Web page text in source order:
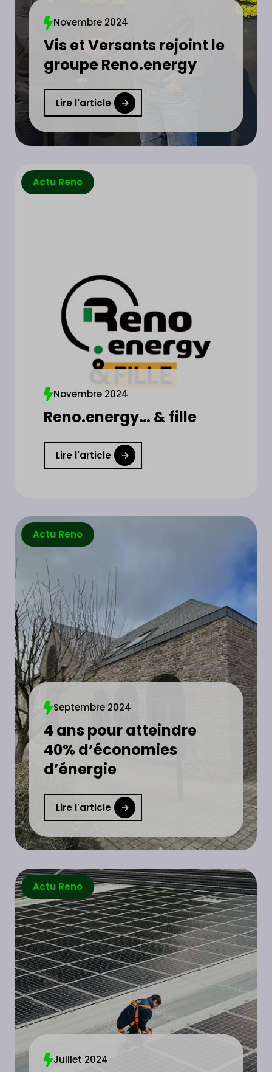
Novembre 2024
Vis et Versants rejoint le
groupe Reno.energy
Lire l'article
Actu Reno
Novembre 2024
Reno.energy… & fille
Lire l'article
Actu Reno
Septembre 2024
4 ans pour atteindre
40% d’économies
d’énergie
Lire l'article
Actu Reno
Juillet 2024